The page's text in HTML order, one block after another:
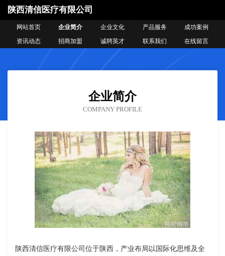
陕西清信医疗有限公司
网站首页 企业简介 企业文化 产品服务
成功案例
资讯动态
招商加盟 诚聘英才 联系我们 在线留言
企业简介
COMPANY PROFILE
陕西清信医疗有限公司位于陕西，产业布局以国际化思维及全